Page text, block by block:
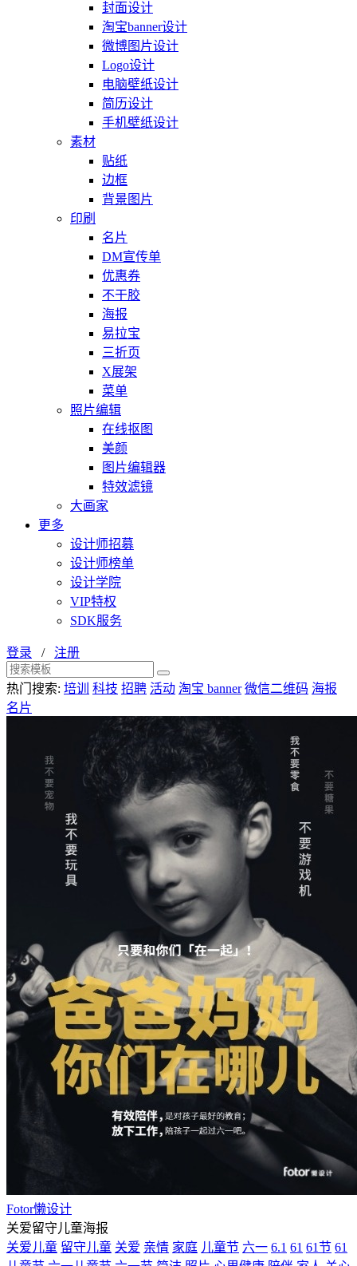
封面设计
淘宝banner设计
微博图片设计
Logo设计
电脑壁纸设计
简历设计
手机壁纸设计
素材
贴纸
边框
背景图片
印刷
名片
DM宣传单
优惠券
不干胶
海报
易拉宝
三折页
X展架
菜单
照片编辑
在线抠图
美颜
图片编辑器
特效滤镜
大画家
更多
设计师招募
设计师榜单
设计学院
VIP特权
SDK服务
登录 / 注册
热门搜索: 培训 科技 招聘 活动 淘宝 banner 微信二维码 海报
名片
Fotor懒设计
关爱留守儿童海报
关爱儿童 留守儿童 关爱 亲情 家庭 儿童节 六一 6.1 61 61节 61